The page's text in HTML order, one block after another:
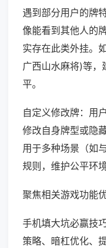
遇到部分用户的牌
像能看到其他人的
实存在此类外挂。
广西山水麻将)等，
平。
自定义修改牌：用
修改自身牌型或隐
用于多种场景（如
规则，维护公平环境
聚焦相关游戏功能
手机填大坑必赢技
策略、暗杠优化、